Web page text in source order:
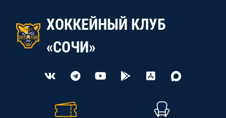
ХОККЕЙНЫЙ КЛУБ
«СОЧИ»